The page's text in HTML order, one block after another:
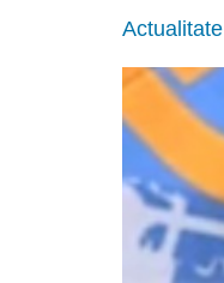
Actualitate